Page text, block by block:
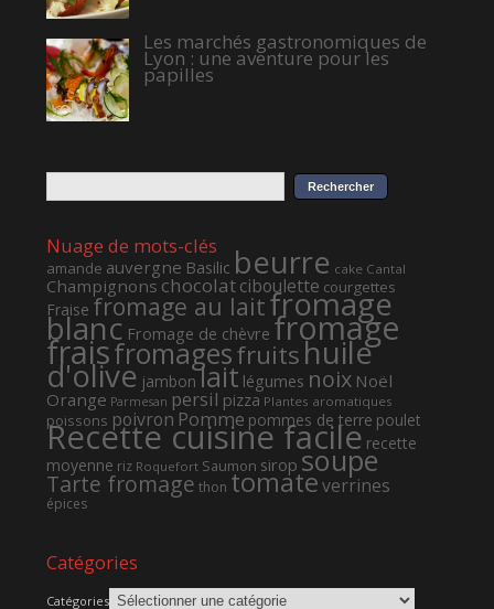
Les marchés gastronomiques de
Lyon : une aventure pour les
papilles
Nuage de mots-clés
amande auvergne Basilic beurre cake Cantal
Champignonschocolatciboulette courgettes
Fraise fromage au laitfromage
blanc Fromage de chèvre fromage
fraisfromagesfruitshuile
d'olive jambon lait légumes noix Noël
Orange Parmesan persil pizza Plantes aromatiques
poissons poivron Pomme pommes de terre poulet
Recette cuisine facile recette
moyenne riz Roquefort Saumon sirop soupe
Tarte fromage thon tomateverrines
épices
Catégories
Catégories